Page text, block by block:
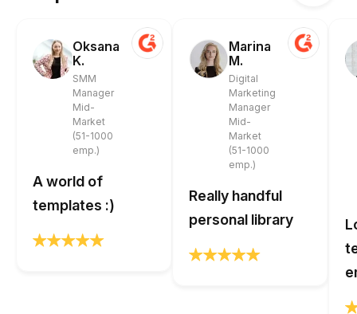
Oksana
K.
SMM
Manager
Mid-
Market
(51-1000
emp.)
A world of
templates :)
Marina
M.
Digital
Marketing
Manager
Mid-
Market
(51-1000
emp.)
Really handful
personal library